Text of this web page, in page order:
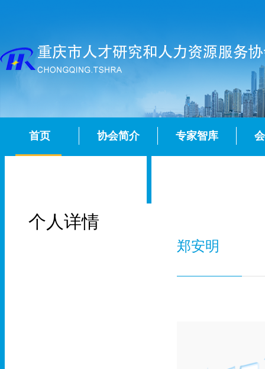
首页 协会简介 专家智库
个人详情
郑安明